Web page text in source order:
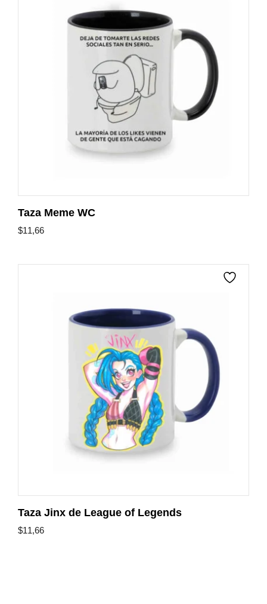
Taza Meme WC
$11,66
Taza Jinx de League of Legends
$11,66